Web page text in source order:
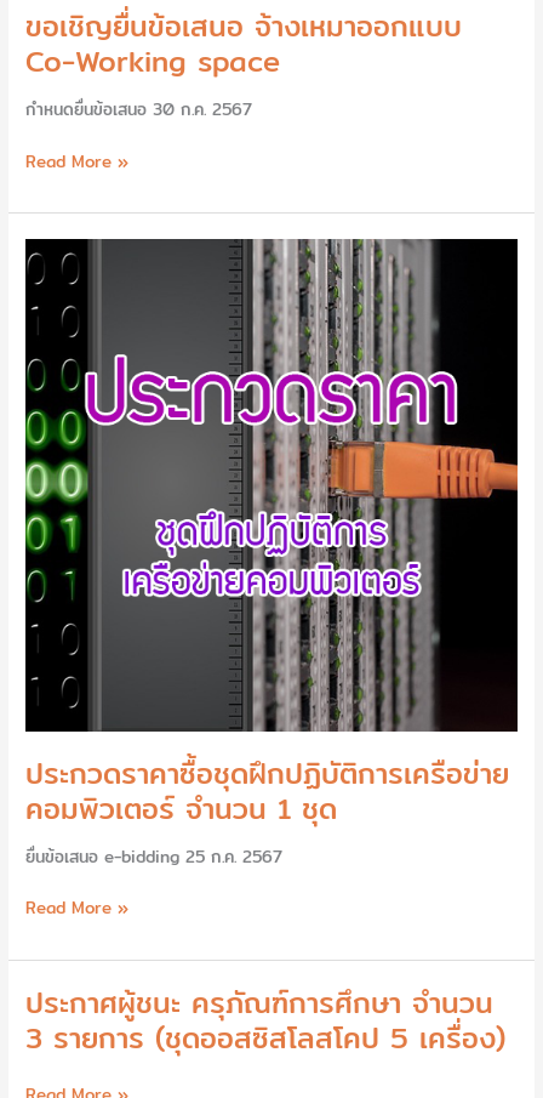
ขอเชิญยื่นข้อเสนอ จ้างเหมาออกแบบ
Co-Working space
กำหนดยื่นข้อเสนอ 30 ก.ค. 2567
Read More »
ประกวดราคาซื้อชุดฝึกปฏิบัติการเครือข่าย
คอมพิวเตอร์ จำนวน 1 ชุด
ยื่นข้อเสนอ e-bidding 25 ก.ค. 2567
ประกวด
ราคา
ซื้อ
ชุด
ฝึก
ปฏิบัติ
การ
เครือ
ข่าย
คอมพิวเตอร์
จำนวน
1
ชุด
Read More »
ประกาศผู้ชนะ ครุภัณฑ์การศึกษา จำนวน
3 รายการ (ชุดออสซิสโลสโคป 5 เครื่อง)
ประกาศ
ผู้
ชนะ